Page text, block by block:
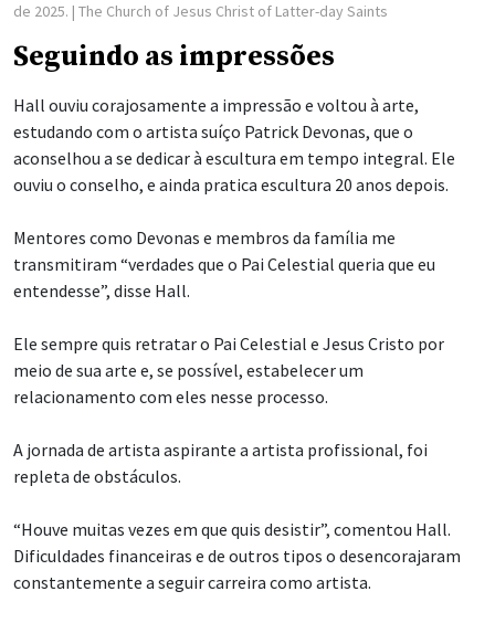
de 2025. | The Church of Jesus Christ of Latter-day Saints
Seguindo as impressões
Hall ouviu corajosamente a impressão e voltou à arte,
estudando com o artista suíço Patrick Devonas, que o
aconselhou a se dedicar à escultura em tempo integral. Ele
ouviu o conselho, e ainda pratica escultura 20 anos depois.
Mentores como Devonas e membros da família me
transmitiram “verdades que o Pai Celestial queria que eu
entendesse”, disse Hall.
Ele sempre quis retratar o Pai Celestial e Jesus Cristo por
meio de sua arte e, se possível, estabelecer um
relacionamento com eles nesse processo.
A jornada de artista aspirante a artista profissional, foi
repleta de obstáculos.
“Houve muitas vezes em que quis desistir”, comentou Hall.
Dificuldades financeiras e de outros tipos o desencorajaram
constantemente a seguir carreira como artista.